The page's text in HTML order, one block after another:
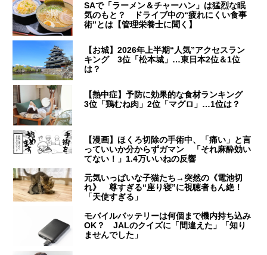
SAで「ラーメン＆チャーハン」は猛烈な眠
気のもと？ ドライブ中の“疲れにくい食事
術”とは【管理栄養士に聞く】
【お城】2026年上半期“人気”アクセスラン
キング 3位「松本城」…東日本2位＆1位
は？
【熱中症】予防に効果的な食材ランキング
3位「鶏むね肉」2位「マグロ」…1位は？
【漫画】ほくろ切除の手術中、「痛い」と言
っていいか分からずガマン 「それ麻酔効い
てない！」1.4万いいねの反響
元気いっぱいな子猫たち→突然の《電池切
れ》 尊すぎる“座り寝”に視聴者もん絶！
「天使すぎる」
モバイルバッテリーは何個まで機内持ち込み
OK？ JALのクイズに「間違えた」「知り
ませんでした」